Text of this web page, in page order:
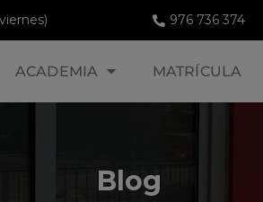
976 736 374
ACADEMIA MATRÍCULA
Blog